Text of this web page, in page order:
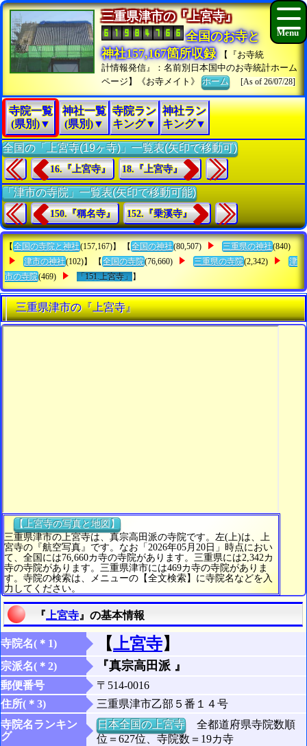
三重県津市の『上宮寺』
全国のお寺と
神社157,167箇所収録
【『お寺統
計情報発信』：名前別日本国中のお寺統計ホーム
ページ】《お寺メイト》ホーム [As of 26/07/28]
寺院一覧
(県別)▼
神社一覧
(県別)▼
寺院ラン
キング▼
神社ラン
キング▼
全国の「上宮寺(19ヶ寺)」一覧表(矢印で移動可)
16.『上宮寺』 18.『上宮寺』
「津市の寺院」一覧表(矢印で移動可能)
150.『稱名寺』 152.『乗溪寺』
【 全国の寺院と神社(157,167)】 【 全国の神社(80,507) 三重県の神社(840)
津市の神社(102)】 【 全国の寺院(76,660) 三重県の寺院(2,342)
津
市の寺院(469) 「151.上宮寺」 】
三重県津市の『上宮寺』
【上宮寺の写真と地図】
三重県津市の上宮寺は、真宗高田派の寺院です。左(上)は、上
宮寺の『航空写真』です。なお「2026年05月20日」時点におい
て、全国には76,660カ寺の寺院があります。三重県には2,342カ
寺の寺院があります。三重県津市には469カ寺の寺院がありま
す。寺院の検索は、メニューの【全文検索】に寺院名などを入
力してください。
『 上宮寺 』の基本情報
寺院名(＊1) 【上宮寺】
宗派名(＊2) 『真宗高田派 』
郵便番号
〒514-0016
住所(＊3)
三重県津市乙部５番１４号
寺院名ランキン
グ
日本全国の上宮寺全都道府県寺院数順
位＝627位、寺院数＝19カ寺